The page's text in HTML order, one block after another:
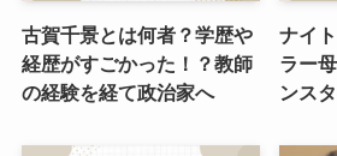
古賀千景とは何者？学歴や
経歴がすごかった！？教師
の経験を経て政治家へ
ナイ
ラー
ンス